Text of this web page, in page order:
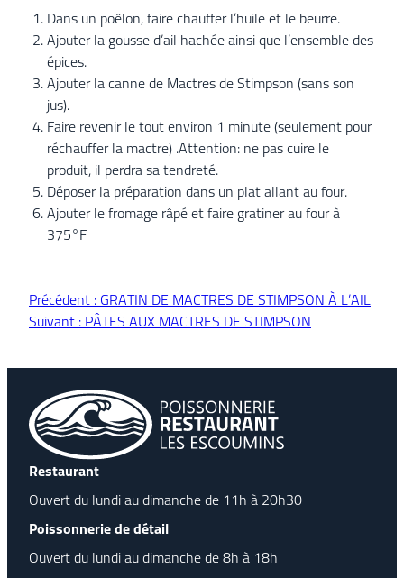
Dans un poêlon, faire chauffer l’huile et le beurre.
Ajouter la gousse d’ail hachée ainsi que l’ensemble des
épices.
Ajouter la canne de Mactres de Stimpson (sans son
jus).
Faire revenir le tout environ 1 minute (seulement pour
réchauffer la mactre) .Attention: ne pas cuire le
produit, il perdra sa tendreté.
Déposer la préparation dans un plat allant au four.
Ajouter le fromage râpé et faire gratiner au four à
375°F
Précédent :GRATIN DE MACTRES DE STIMPSON À L’AIL
Suivant :PÂTES AUX MACTRES DE STIMPSON
Restaurant
Ouvert du lundi au dimanche de 11h à 20h30
Poissonnerie de détail
Ouvert du lundi au dimanche de 8h à 18h